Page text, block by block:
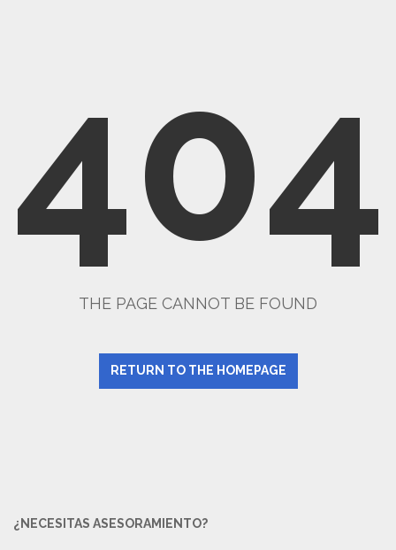
404
THE PAGE CANNOT BE FOUND
RETURN TO THE HOMEPAGE
¿NECESITAS ASESORAMIENTO?